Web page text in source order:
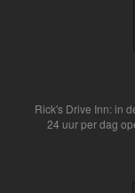
Rick's Drive Inn: in
24 uur per dag